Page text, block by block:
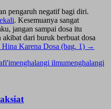
pengaruh negatif bagi diri.
. Kesemuanya sangat
jangan sampai dosa itu
dari buruk berbuat dosa
Hina Karena Dosa (bag. 1) →
menghalangi ilmumenghalangi